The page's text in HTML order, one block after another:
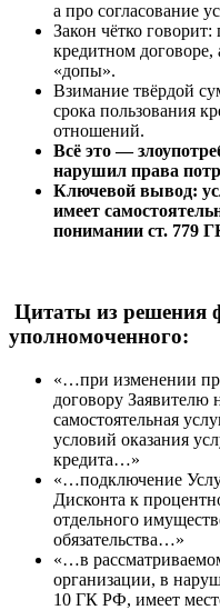
а про согласование
Закон чётко говорит:
кредитном договоре,
«допы».
Взимание твёрдой
срока пользования
отношений.
Всё это —
нарушил права
Ключевой вывод:
имеет
понимании ст. 779
Цитаты из решения
уполномоченного:
«…при изменении
договору Заявителю
самостоятельная
условий оказания
кредита…»
«…подключение
Дисконта к
отдельного
обязательства…»
«…в
организации, в
10 ГК РФ, имеет